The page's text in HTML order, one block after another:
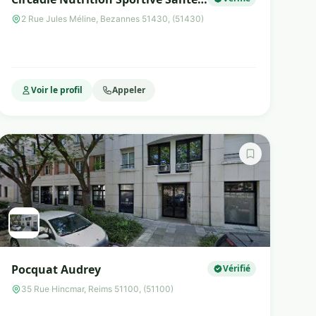
Bien-être
2 Rue Jules Méline, Bezannes 51430, (51430)
Voir le profil Appeler
Pocquat Audrey Vérifié
35 Rue Hincmar, Reims 51100, (51100)